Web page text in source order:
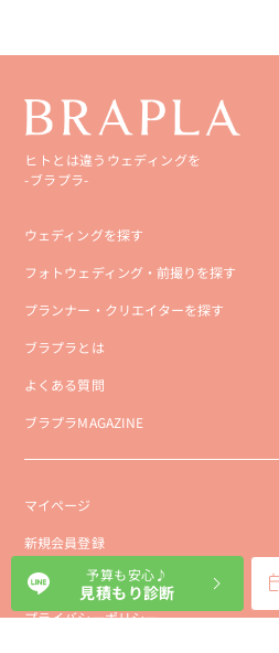
ヒトとは違うウェディングを
-ブラプラ-
ウェディングを探す
フォトウェディング・前撮りを探す
プランナー・クリエイターを探す
ブラプラとは
よくある質問
ブラプラMAGAZINE
マイページ
新規会員登録
会社概要
プライバシーポリシー
予算も安心♪
見積もり診断